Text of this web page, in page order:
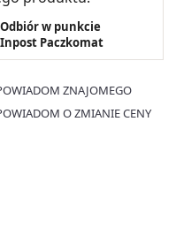
Odbiór w punkcie
Inpost Paczkomat
ZNAJOMEGO
O ZMIANIE CENY